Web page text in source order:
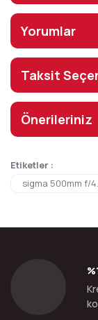
Yorumlar
Taksit
Önerileriniz
Etiketler :
sigma 500mm f/